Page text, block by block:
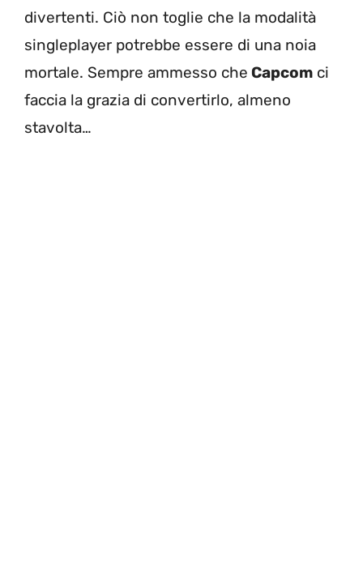
divertenti. Ciò non toglie che la modalità
singleplayer potrebbe essere di una noia
mortale. Sempre ammesso che Capcom ci
faccia la grazia di convertirlo, almeno
stavolta…